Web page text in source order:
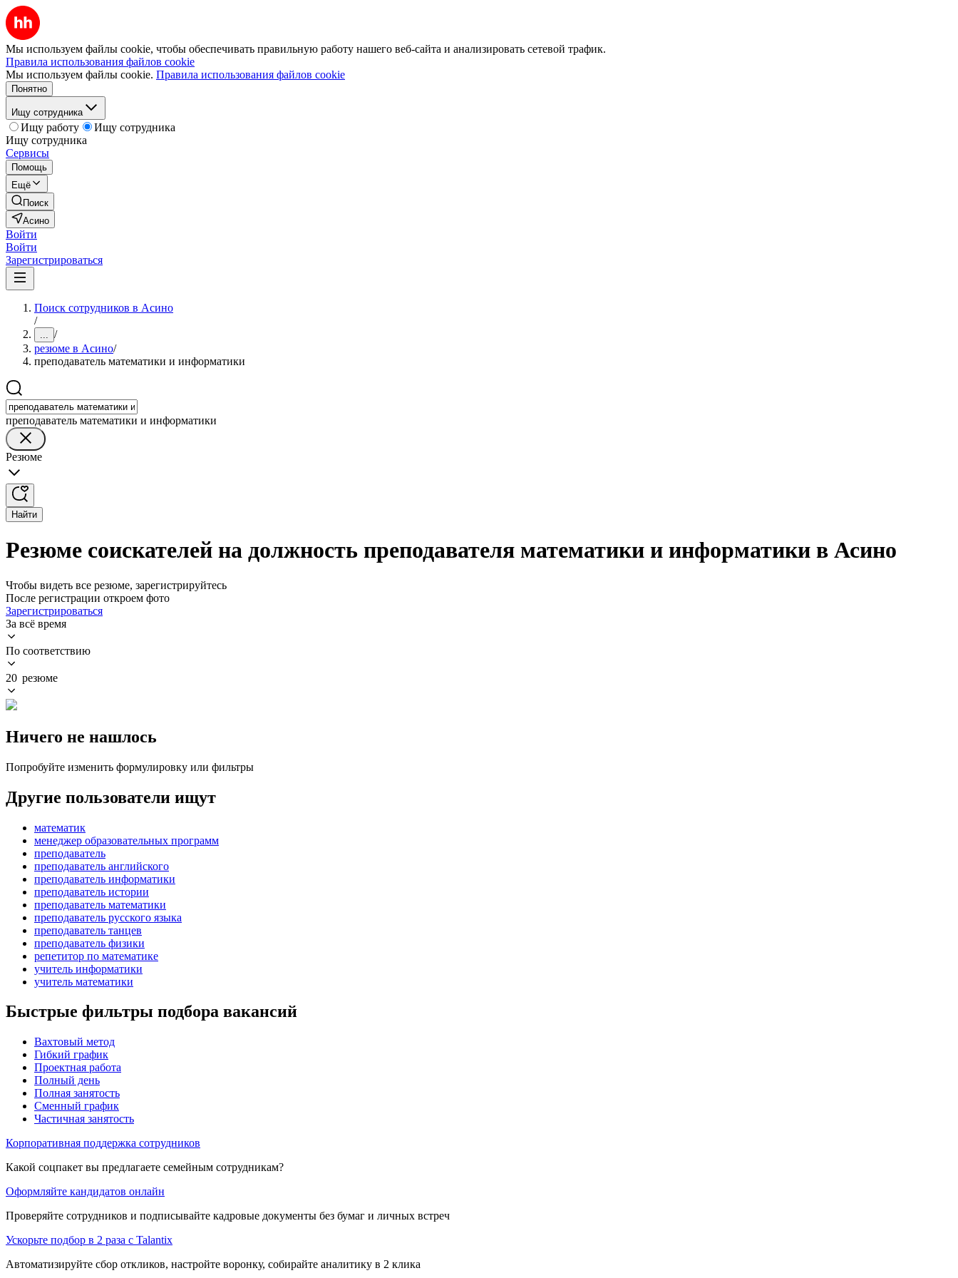
Мы используем файлы cookie, чтобы обеспечивать правильную работу нашего веб-сайта и анализировать сетевой трафик.
Правила использования файлов cookie
Мы используем файлы cookie. Правила использования файлов cookie
Понятно
Ищу сотрудника
Ищу работу
Ищу сотрудника
Ищу сотрудника
Сервисы
Помощь
Ещё
Поиск
Асино
Войти
Войти
Зарегистрироваться
Поиск сотрудников в Асино
/
... /
резюме в Асино/
преподаватель математики и информатики
преподаватель математики и информатики
Резюме
Найти
Резюме соискателей на должность преподавателя математики и информатики в Асино
Чтобы видеть все резюме, зарегистрируйтесь
После регистрации откроем фото
Зарегистрироваться
За всё время
По соответствию
20 резюме
Ничего не нашлось
Попробуйте изменить формулировку или фильтры
Другие пользователи ищут
математик
менеджер образовательных программ
преподаватель
преподаватель английского
преподаватель информатики
преподаватель истории
преподаватель математики
преподаватель русского языка
преподаватель танцев
преподаватель физики
репетитор по математике
учитель информатики
учитель математики
Быстрые фильтры подбора вакансий
Вахтовый метод
Гибкий график
Проектная работа
Полный день
Полная занятость
Сменный график
Частичная занятость
Корпоративная поддержка сотрудников
Какой соцпакет вы предлагаете семейным сотрудникам?
Оформляйте кандидатов онлайн
Проверяйте сотрудников и подписывайте кадровые документы без бумаг и личных встреч
Ускорьте подбор в 2 раза с Talantix
Автоматизируйте сбор откликов, настройте воронку, собирайте аналитику в 2 клика